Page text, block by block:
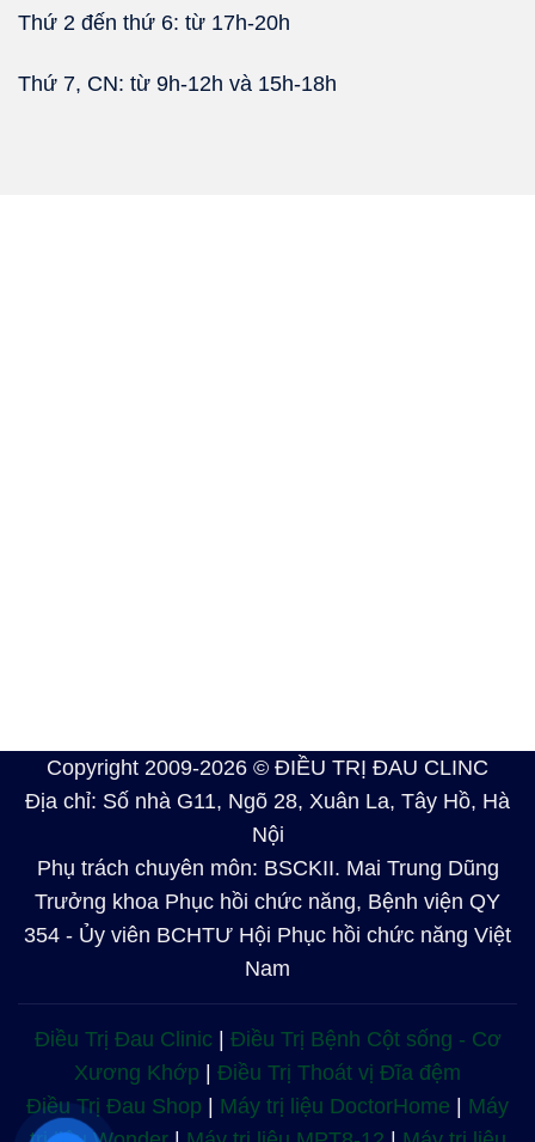
Thứ 2 đến thứ 6: từ 17h-20h
Thứ 7, CN: từ 9h-12h và 15h-18h
Copyright 2009-2026 © ĐIỀU TRỊ ĐAU CLINC
Địa chỉ: Số nhà G11, Ngõ 28, Xuân La, Tây Hồ, Hà
Nội
Phụ trách chuyên môn: BSCKII. Mai Trung Dũng
Trưởng khoa Phục hồi chức năng, Bệnh viện QY
354 - Ủy viên BCHTƯ Hội Phục hồi chức năng Việt
Nam
Điều Trị Đau Clinic | Điều Trị Bệnh Cột sống - Cơ
Xương Khớp | Điều Trị Thoát vị Đĩa đệm
Điều Trị Đau Shop | Máy trị liệu DoctorHome | Máy